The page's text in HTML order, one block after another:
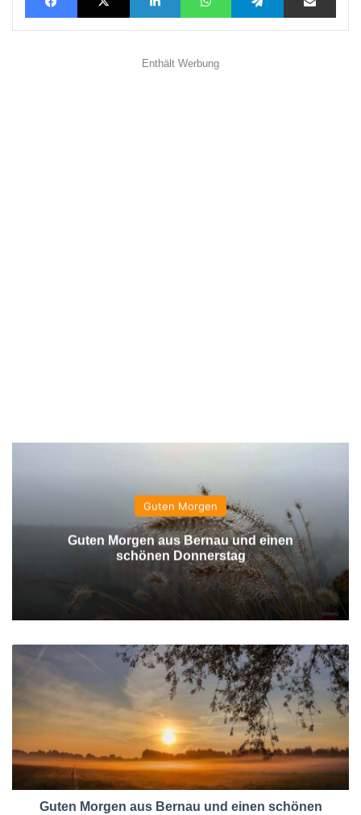
Enthält Werbung
Guten Morgen
Guten Morgen aus Bernau und einen
schönen Donnerstag
Guten Morgen aus Bernau und einen schönen